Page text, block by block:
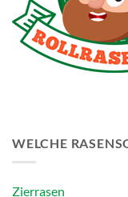
WELCHE
Zierrasen